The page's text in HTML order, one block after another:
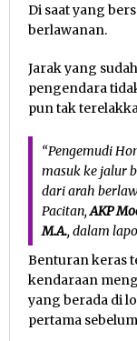
Di saat yang
berlawanan.
Jarak yang
pengendara
pun tak
“Pengemudi
masuk ke jalur
dari arah
Pacitan,AKP
M.A., dalam
Benturan keras
kendaraan
yang berada di
pertama